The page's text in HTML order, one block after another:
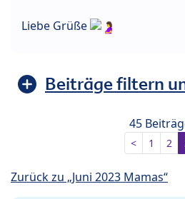
Liebe Grüße
Beiträge filtern
45
< 1 2
Zurück zu „Juni 2023 Mamas“